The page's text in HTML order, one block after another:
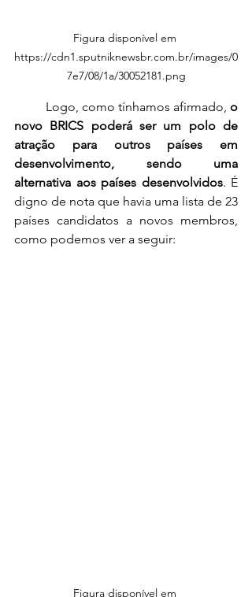
Figura disponível em
https://cdn1.sputniknewsbr.com.br/images/0
7e7/08/1a/30052181.png
	Logo, como tínhamos afirmado,
o
novo BRICS poderá ser um polo de
atração para outros países em
desenvolvimento, sendo uma
alternativa aos países desenvolvidos. É
digno de nota que havia uma lista de 23
países candidatos a novos membros,
como podemos ver a seguir:
Figura disponível em